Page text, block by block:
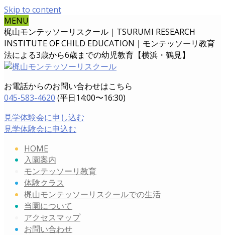
Skip to content
MENU
梶山モンテッソーリスクール｜TSURUMI RESEARCH
INSTITUTE OF CHILD EDUCATION｜ モンテッソーリ教育
法による3歳から6歳までの幼児教育【横浜・鶴見】
お電話からのお問い合わせはこちら
045-583-4620 (平日14:00〜16:30)
見学体験会に申し込む
見学体験会に申込む
HOME
入園案内
モンテッソーリ教育
体験クラス
梶山モンテッソーリスクールでの生活
当園について
アクセスマップ
お問い合わせ